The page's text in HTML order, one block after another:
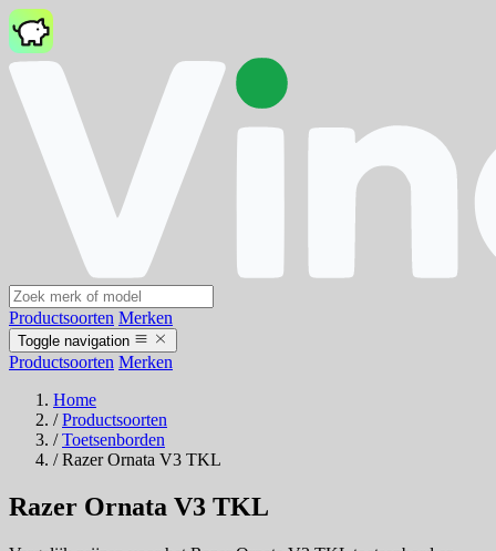
Productsoorten Merken
Toggle navigation
Productsoorten Merken
Home
/ Productsoorten
/ Toetsenborden
/ Razer Ornata V3 TKL
Razer Ornata V3 TKL